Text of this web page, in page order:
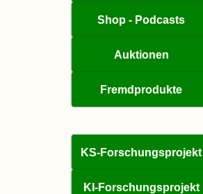
Shop - Podcasts
Auktionen
Fremdprodukte
KS-Forschungsprojekt
KI-Forschungsprojekt